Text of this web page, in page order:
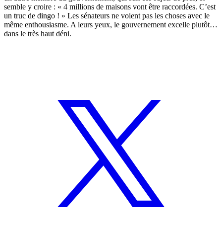
semble y croire : « 4 millions de maisons vont être raccordées. C’est
un truc de dingo ! » Les sénateurs ne voient pas les choses avec le
même enthousiasme. A leurs yeux, le gouvernement excelle plutôt…
dans le très haut déni.